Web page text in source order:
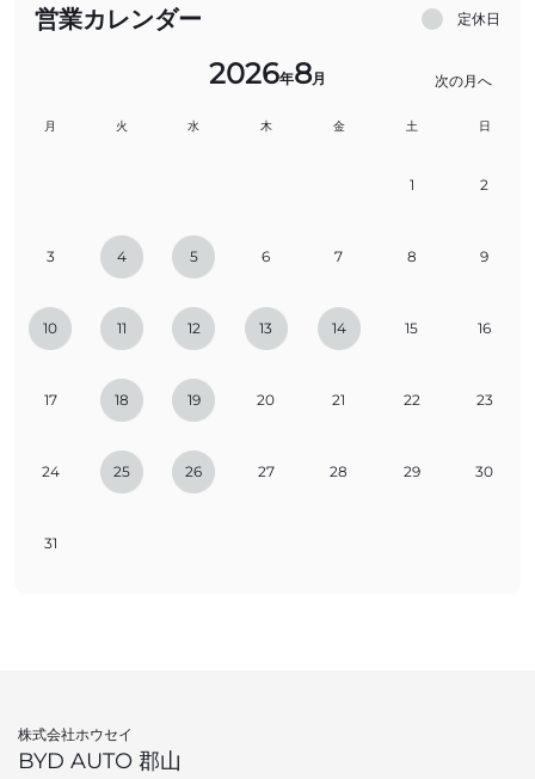
営業カレンダー 定休日
2026年8月 次の月へ
月 火 水 木 金 土 日
1 2
3 4 5 6 7 8 9
10 11 12 13 14 15 16
17 18 19 20 21 22 23
24 25 26 27 28 29 30
31
株式会社ホウセイ
BYD AUTO 郡山